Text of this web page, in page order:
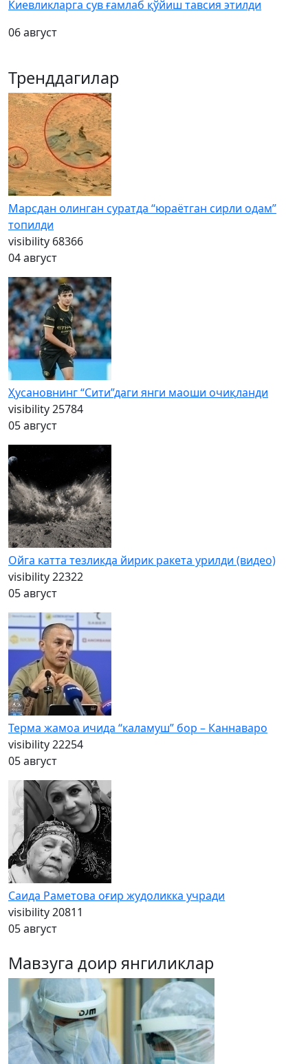
Киевликларга сув ғамлаб қўйиш тавсия этилди
06 август
Тренддагилар
Марсдан олинган суратда “юраётган сирли одам”
топилди
visibility 68366
04 август
Ҳусановнинг “Сити”даги янги маоши очиқланди
visibility25784
05 август
Ойга катта тезликда йирик ракета урилди (видео)
visibility22322
05 август
Терма жамоа ичида “каламуш” бор – Каннаваро
visibility22254
05 август
Саида Раметова оғир жудоликка учради
visibility20811
05 август
Мавзуга доир янгиликлар